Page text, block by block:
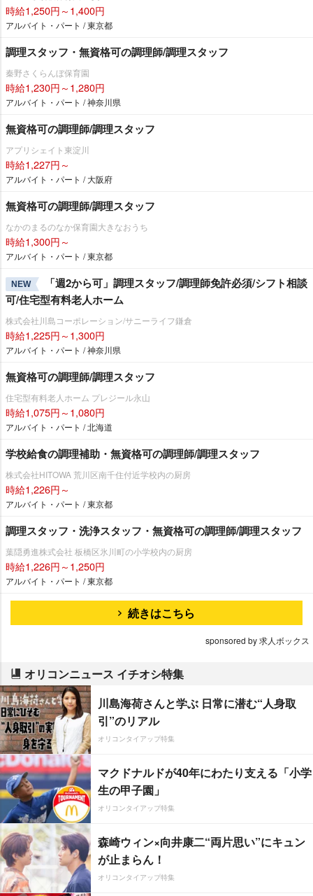
時給1,250円～1,400円
アルバイト・パート / 東京都
調理スタッフ・無資格可の調理師/調理スタッフ
秦野さくらんぼ保育園
時給1,230円～1,280円
アルバイト・パート / 神奈川県
無資格可の調理師/調理スタッフ
アプリシェイト東淀川
時給1,227円～
アルバイト・パート / 大阪府
無資格可の調理師/調理スタッフ
なかのまるのなか保育園大きなおうち
時給1,300円～
アルバイト・パート / 東京都
NEW
「週2から可」調理スタッフ/調理師免許必須/シフト相談
可/住宅型有料老人ホーム
株式会社川島コーポレーション/サニーライフ鎌倉
時給1,225円～1,300円
アルバイト・パート / 神奈川県
無資格可の調理師/調理スタッフ
住宅型有料老人ホーム プレジール永山
時給1,075円～1,080円
アルバイト・パート / 北海道
学校給食の調理補助・無資格可の調理師/調理スタッフ
株式会社HITOWA 荒川区南千住付近学校内の厨房
時給1,226円～
アルバイト・パート / 東京都
調理スタッフ・洗浄スタッフ・無資格可の調理師/調理スタッフ
葉隠勇進株式会社 板橋区氷川町の小学校内の厨房
時給1,226円～1,250円
アルバイト・パート / 東京都
続きはこちら
sponsored by 求人ボックス
オリコンニュース イチオシ特集
川島海荷さんと学ぶ 日常に潜む“人身取
引”のリアル
オリコンタイアップ特集
マクドナルドが40年にわたり支える「小学
生の甲子園」
オリコンタイアップ特集
森崎ウィン×向井康二“両片思い”にキュン
が止まらん！
オリコンタイアップ特集